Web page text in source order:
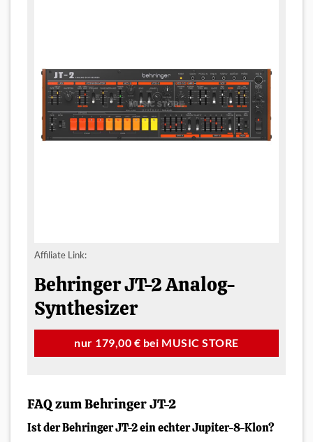
Affiliate Link:
Behringer JT-2 Analog-
Synthesizer
nur 179,00 € bei MUSIC STORE
FAQ zum Behringer JT-2
Ist der Behringer JT-2 ein echter Jupiter-8-Klon?